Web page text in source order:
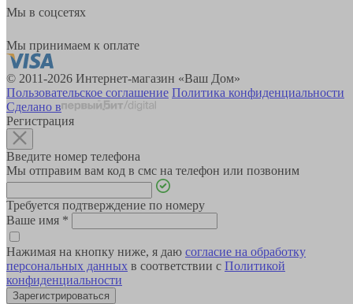
Мы в соцсетях
Мы принимаем к оплате
© 2011-2026 Интернет-магазин «Ваш Дом»
Пользовательское соглашение Политика конфиденциальности
Сделано в
Регистрация
Введите номер телефона
Мы отправим вам код в смс на телефон или позвоним
Требуется подтверждение по номеру
Ваше имя *
Нажимая на кнопку ниже, я даю согласие на обработку
персональных данных в соответствии с Политикой
конфиденциальности
Зарегистрироваться